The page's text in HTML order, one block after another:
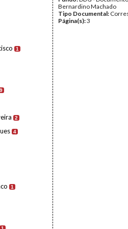
1
9
2
4
1
Bernardino Machado
Tipo Documental:
Página(s):3